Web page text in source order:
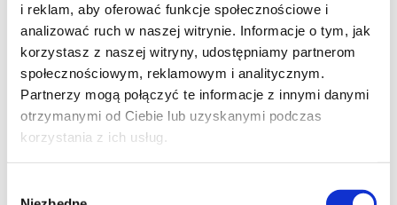
i reklam, aby oferować funkcje społecznościowe i
analizować ruch w naszej witrynie. Informacje o tym, jak
korzystasz z naszej witryny, udostępniamy partnerom
społecznościowym, reklamowym i analitycznym.
Partnerzy mogą połączyć te informacje z innymi danymi
otrzymanymi od Ciebie lub uzyskanymi podczas
korzystania z ich usług.
Wpisując hasła takie jak, np:
Wielki Post
Adwent
lub fragment tytułu / tekstu pieśni
(np. „ufam Tobie”, „Krzyżu”)
można natychmiast odnaleźć wszystkie